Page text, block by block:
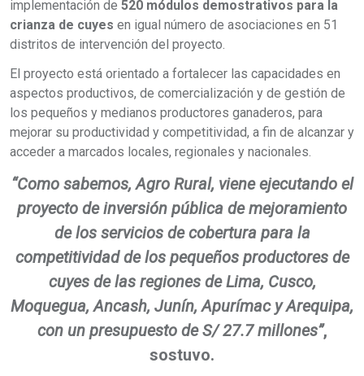
implementación de 520 módulos demostrativos para la
crianza de cuyes en igual número de asociaciones en 51
distritos de intervención del proyecto.
El proyecto está orientado a fortalecer las capacidades en
aspectos productivos, de comercialización y de gestión de
los pequeños y medianos productores ganaderos, para
mejorar su productividad y competitividad, a fin de alcanzar y
acceder a marcados locales, regionales y nacionales.
“Como sabemos, Agro Rural, viene ejecutando el
proyecto de inversión pública de mejoramiento
de los servicios de cobertura para la
competitividad de los pequeños productores de
cuyes de las regiones de Lima, Cusco,
Moquegua, Ancash, Junín, Apurímac y Arequipa,
con un presupuesto de S/ 27.7 millones”,
sostuvo.